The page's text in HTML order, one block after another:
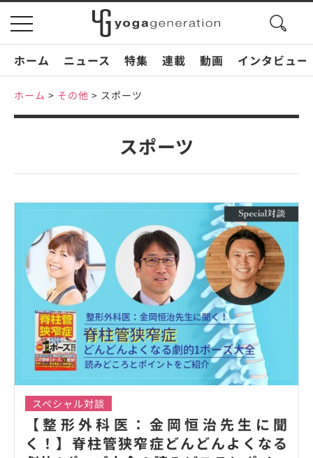
toggle
navigation
search
ホーム
ニュース 特集 連載 動画 インタビュー
ホーム > その他 > スポーツ
スポーツ
スペシャル対談
【整形外科医：金岡恒治先生に聞
く！】脊柱管狭窄症どんどんよくなる